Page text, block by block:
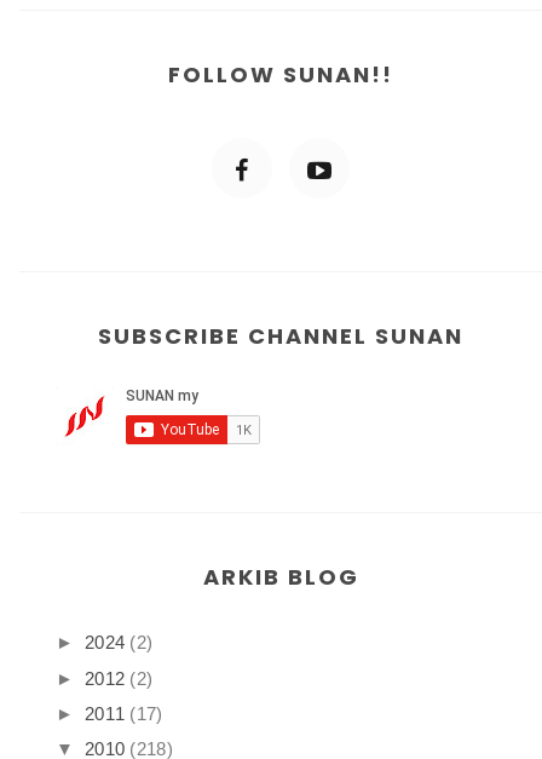
FOLLOW SUNAN!!
SUBSCRIBE CHANNEL SUNAN
ARKIB BLOG
► 2024 (2)
► 2012 (2)
► 2011 (17)
▼ 2010 (218)